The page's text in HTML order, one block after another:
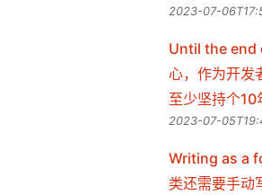
2023-07-
Until the end
心，作为开发
至少坚持个10
2023-07-
Writing as a
类还需要手动